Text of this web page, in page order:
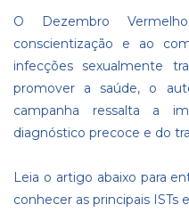
O Dezembro
conscientização e ao
infecções sexualmente
promover a saúde, o
campanha ressalta a
diagnóstico precoce e do
Leia o artigo abaixo para
conhecer as principais ISTs